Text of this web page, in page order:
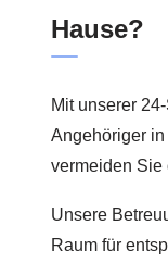
Hause?
Mit unserer
Angehöriger
vermeiden Sie
Unsere
Raum für